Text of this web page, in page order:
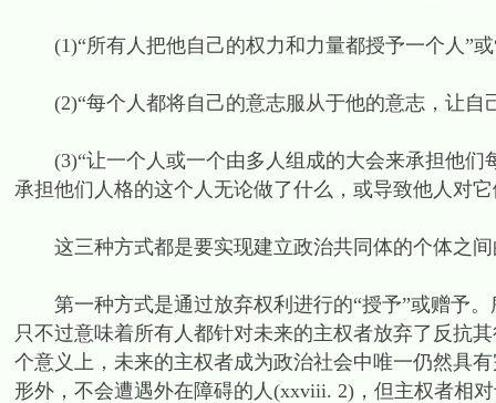
(1)“所有人把他自己的权力和力量都授予一个人”或
(2)“每个人都将自己的意志服从于他的意志，让自
(3)“让一个人或一个由多人组成的大会来承担他们
承担他们人格的这个人无论做了什么，或导致他人对
这三种方式都是要实现建立政治共同体的个体之间
第一种方式是通过放弃权利进行的“授予”或赠予。
只不过意味着所有人都针对未来的主权者放弃了反抗
个意义上，未来的主权者成为政治社会中唯一仍然具
形外，不会遭遇外在障碍的人(xxviii. 2)，但主权者相